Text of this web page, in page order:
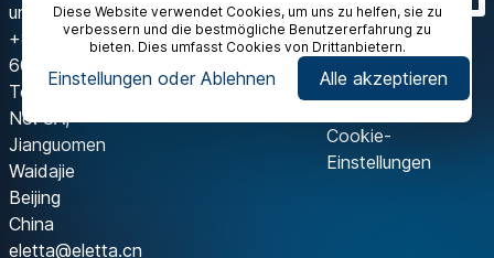
Diese Website verwendet Cookies, um uns zu helfen, sie zu
verbessern und die bestmögliche Benutzererfahrung zu
bieten. Dies umfasst Cookies von Drittanbietern.
Einstellungen oder Ablehnen Alle akzeptieren
uns
+86-10 6718 9590
602A, Block A, IFC
Tower
No. 8A,
Jianguomen
Waidajie
Beijing
China
eletta@eletta.cn
Cookie-
Einstellungen